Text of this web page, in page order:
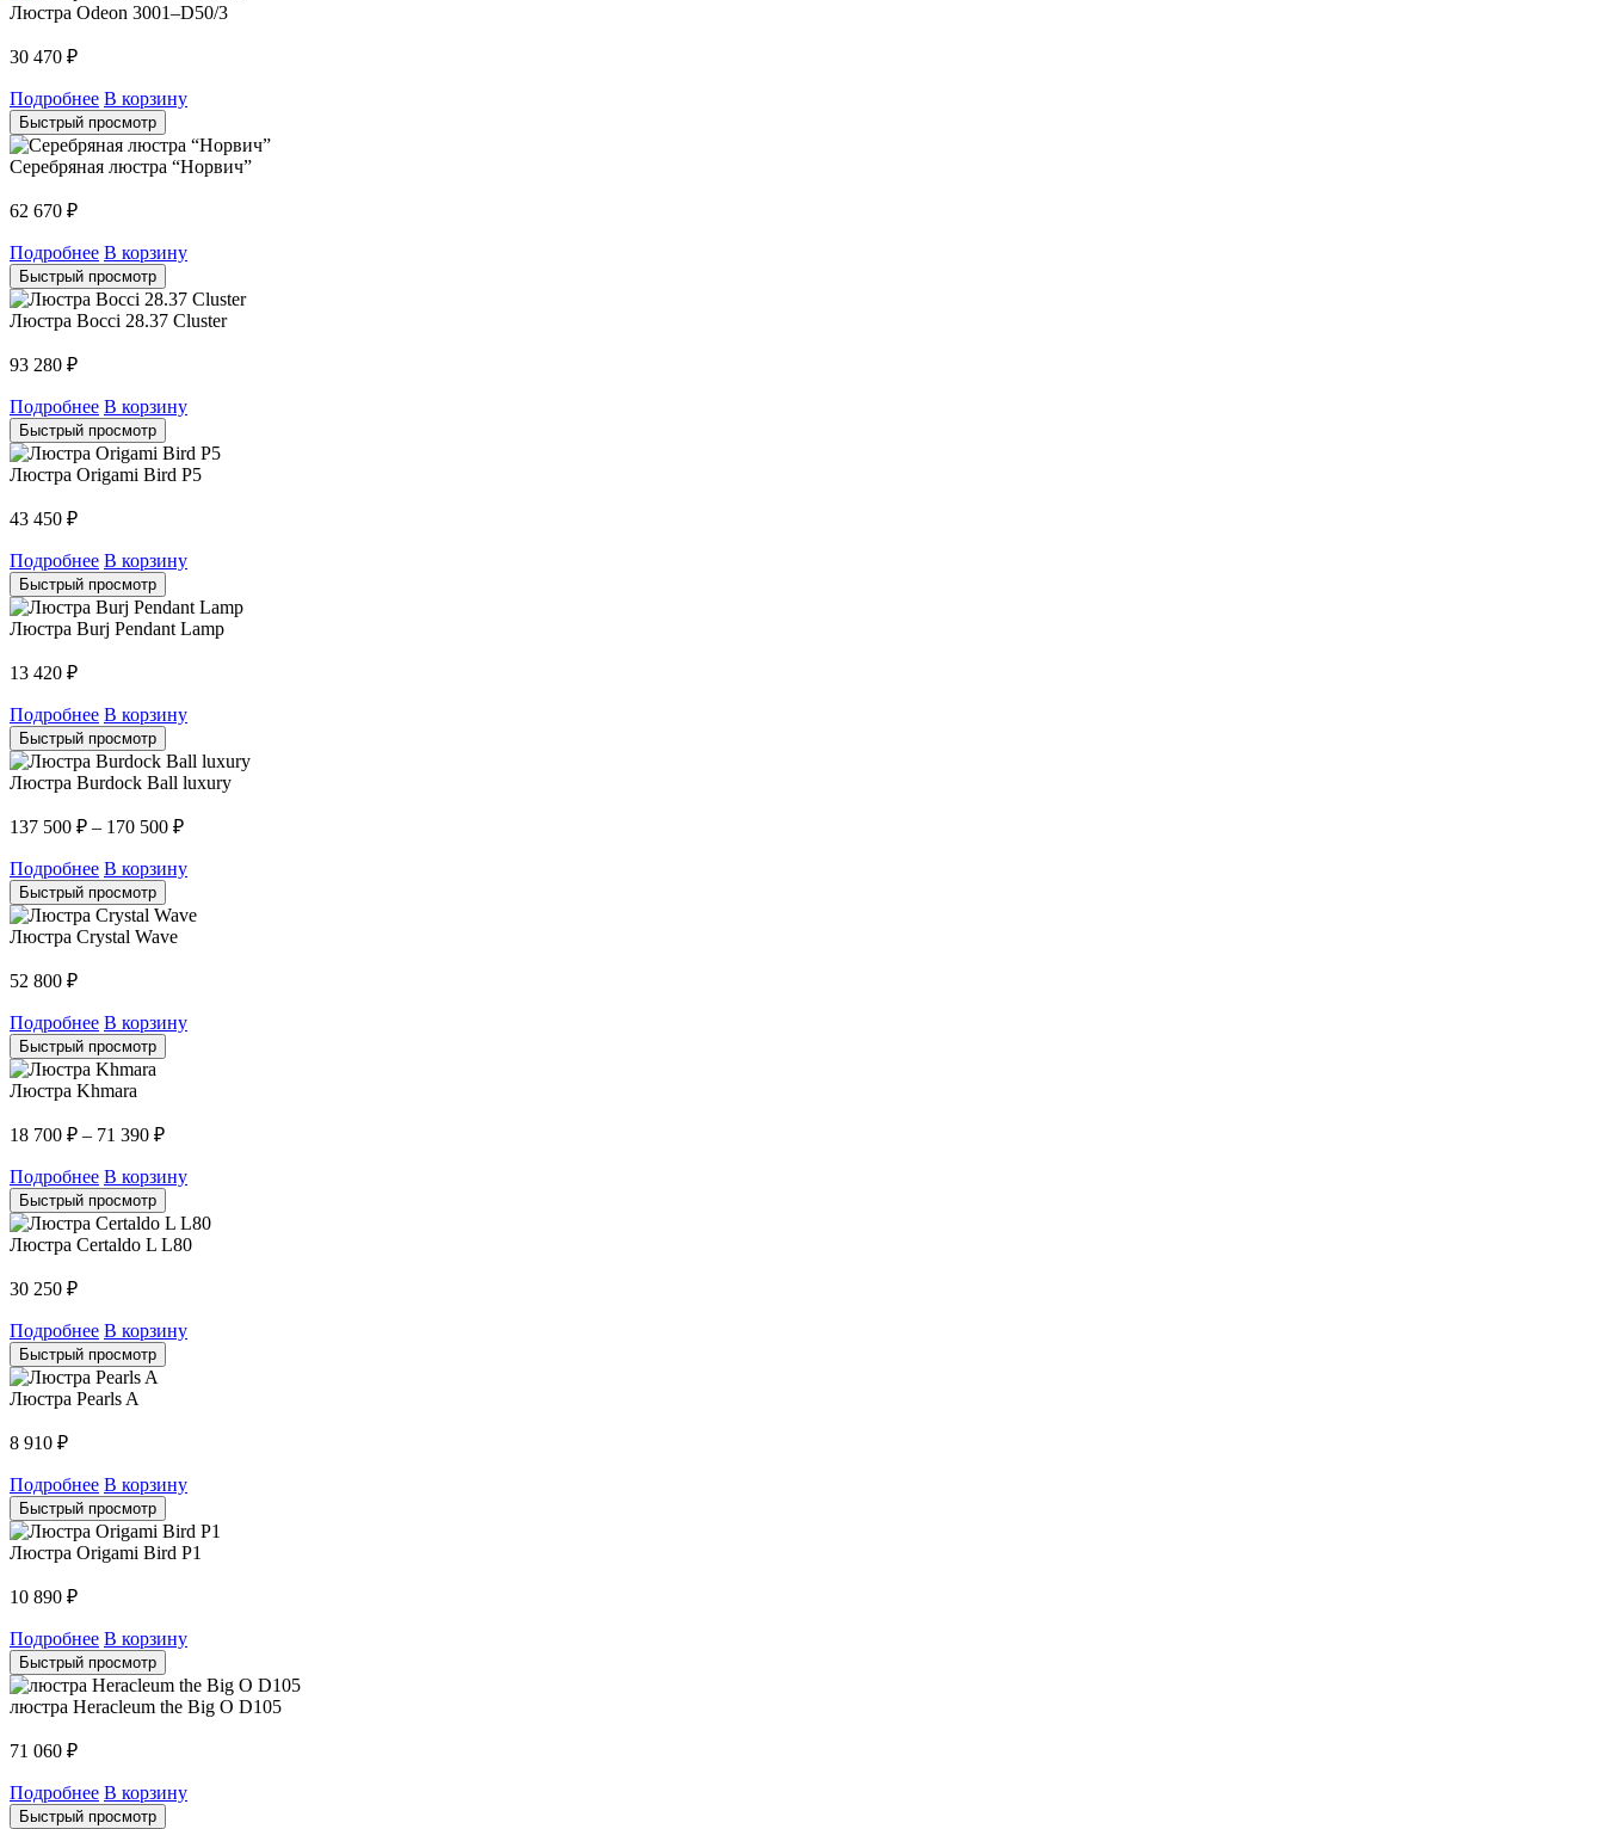
Люстра Odeon 3001–D50/3
30 470 ₽
Подробнее В корзину
Быстрый просмотр
Серебряная люстра “Норвич”
62 670 ₽
Подробнее В корзину
Быстрый просмотр
Люстра Bocci 28.37 Cluster
93 280 ₽
Подробнее В корзину
Быстрый просмотр
Люстра Origami Bird P5
43 450 ₽
Подробнее В корзину
Быстрый просмотр
Люстра Burj Pendant Lamp
13 420 ₽
Подробнее В корзину
Быстрый просмотр
Люстра Burdock Ball luxury
137 500 ₽ – 170 500 ₽
Подробнее В корзину
Быстрый просмотр
Люстра Crystal Wave
52 800 ₽
Подробнее В корзину
Быстрый просмотр
Люстра Khmara
18 700 ₽ – 71 390 ₽
Подробнее В корзину
Быстрый просмотр
Люстра Certaldo L L80
30 250 ₽
Подробнее В корзину
Быстрый просмотр
Люстра Pearls A
8 910 ₽
Подробнее В корзину
Быстрый просмотр
Люстра Origami Bird P1
10 890 ₽
Подробнее В корзину
Быстрый просмотр
люстра Heracleum the Big O D105
71 060 ₽
Подробнее В корзину
Быстрый просмотр